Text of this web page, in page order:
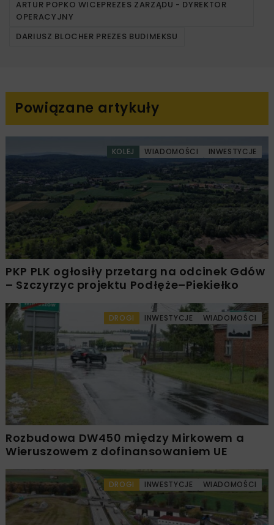
ARTUR POPKO WICEPREZES ZARZĄDU - DYREKTOR
OPERACYJNY
DARIUSZ BLOCHER PREZES BUDIMEKSU
Powiązane artykuły
KOLEJ WIADOMOŚCI INWESTYCJE
PKP PLK ogłosiły przetarg na odcinek Gdów
– Szczyrzyc projektu Podłęże–Piekiełko
DROGI INWESTYCJE WIADOMOŚCI
Rozbudowa DW450 między Mirkowem a
Wieruszowem z dofinansowaniem UE
DROGI INWESTYCJE WIADOMOŚCI